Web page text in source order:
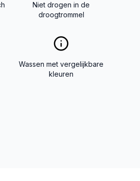
Niet drogen in de
droogtrommel
Wassen met vergelijkbare
kleuren